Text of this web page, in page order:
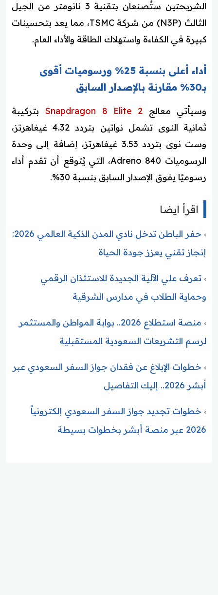
الشريحتين ستُصنعان بتقنية 3 نانومتر من الجيل
الثالث (N3P) من شركة TSMC، مما يعد بتحسينات
كبيرة في الكفاءة واستهلاك الطاقة والأداء العام.
أداء أعلى بنسبة 25% ورسوميات أقوى
بـ30% مقارنة بالإصدار السابق
وسيأتي معالج Snapdragon 8 Elite 2 بتركيبة
ثمانية النوى تشمل نواتين بتردد 4.32 غيغاهرتز،
وست نوى بتردد 3.53 غيغاهرتز، إضافة إلى وحدة
الرسوميات Adreno 840، التي يُتوقع أن تقدم أداء
رسوميًا يفوق الإصدار السابق بنسبة 30%.
اقرأ ايضا
حفر الباطن تدخل نادي المدن الذكية العالمي 2026:
إنجاز تقني يعزز جودة الحياة
تعرف علي الآلية الجديدة للاستئذان الرقمي
وحماية الطلاب في مدارس الشرقية
منصة استطلاع 2026.. بوابة المواطن والمستثمر
لرسم التشريعات السعودية المستقبلية
خطوات الإبلاغ عن فقدان جواز السفر السعودي عبر
أبشر 2026.. إليك التفاصيل
خطوات تجديد جواز السفر السعودي إلكترونياً
2026 عبر منصة أبشر بخطوات بسيطة